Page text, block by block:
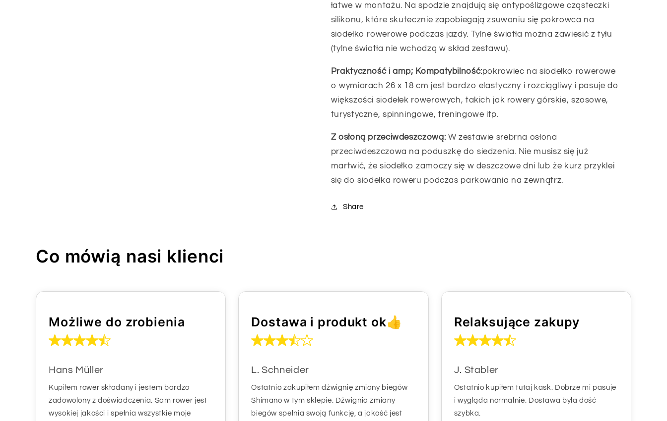
łatwe w montażu. Na spodzie znajdują się antypoślizgowe cząsteczki
silikonu, które skutecznie zapobiegają zsuwaniu się pokrowca na
siodełko rowerowe podczas jazdy. Tylne światła można zawiesić z tyłu
(tylne światła nie wchodzą w skład zestawu).
Praktyczność i amp; Kompatybilność:pokrowiec na siodełko rowerowe
o wymiarach 26 x 18 cm jest bardzo elastyczny i rozciągliwy i pasuje do
większości siodełek rowerowych, takich jak rowery górskie, szosowe,
turystyczne, spinningowe, treningowe itp.
Z osłoną przeciwdeszczową:W zestawie srebrna osłona
przeciwdeszczowa na poduszkę do siedzenia. Nie musisz się już
martwić, że siodełko zamoczy się w deszczowe dni lub że kurz przyklei
się do siodełka roweru podczas parkowania na zewnątrz.
Share
Co mówią nasi klienci
Możliwe do zrobienia
Hans Müller
Kupiłem rower składany i jestem bardzo
zadowolony z doświadczenia. Sam rower jest
wysokiej jakości i spełnia wszystkie moje
Dostawa i produkt ok👍
L. Schneider
Ostatnio zakupiłem dźwignię zmiany biegów
Shimano w tym sklepie. Dźwignia zmiany
biegów spełnia swoją funkcję, a jakość jest
Relaksujące zakupy
J. Stabler
Ostatnio kupiłem tutaj kask. Dobrze mi pasuje
i wygląda normalnie. Dostawa była dość
szybka.